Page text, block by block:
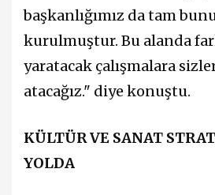
başkanlığımız da tam
kurulmuştur. Bu alanda
yaratacak çalışmalara
atacağız." diye konuştu.
KÜLTÜR VE SANAT
YOLDA